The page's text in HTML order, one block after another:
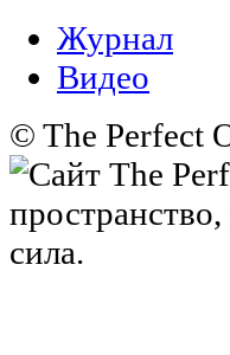
Журнал
Видео
© The Perfect